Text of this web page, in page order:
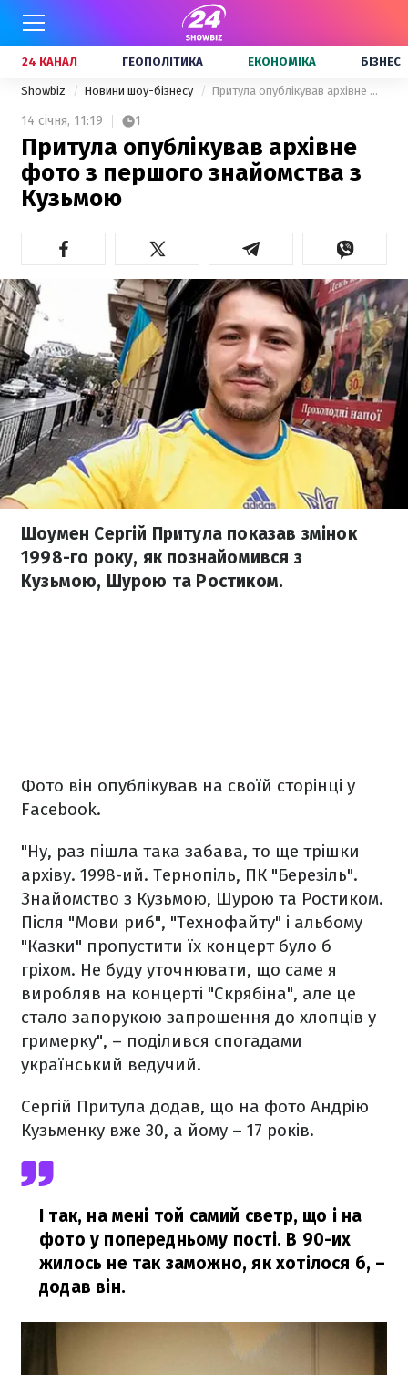
24 КАНАЛ ГЕОПОЛІТИКА ЕКОНОМІКА БІЗНЕС
Showbiz Новини шоу-бізнесу Притула опублікував архівне фото з першого знайомства з Кузьмою
14 січня, 11:19 1
Притула опублікував архівне
фото з першого знайомства з
Кузьмою
Шоумен Сергій Притула показав змінок
1998-го року, як познайомився з
Кузьмою, Шурою та Ростиком.
Фото він опублікував на своїй сторінці у
Facebook.
"Ну, раз пішла така забава, то ще трішки
архіву. 1998-ий. Тернопіль, ПК "Березіль".
Знайомство з Кузьмою, Шурою та Ростиком.
Після "Мови риб", "Технофайту" і альбому
"Казки" пропустити їх концерт було б
гріхом. Не буду уточнювати, що саме я
виробляв на концерті "Скрябіна", але це
стало запорукою запрошення до хлопців у
гримерку", – поділився спогадами
український ведучий.
Сергій Притула додав, що на фото Андрію
Кузьменку вже 30, а йому – 17 років.
І так, на мені той самий светр, що і на
фото у попередньому пості. В 90-их
жилось не так заможно, як хотілося б, –
додав він.